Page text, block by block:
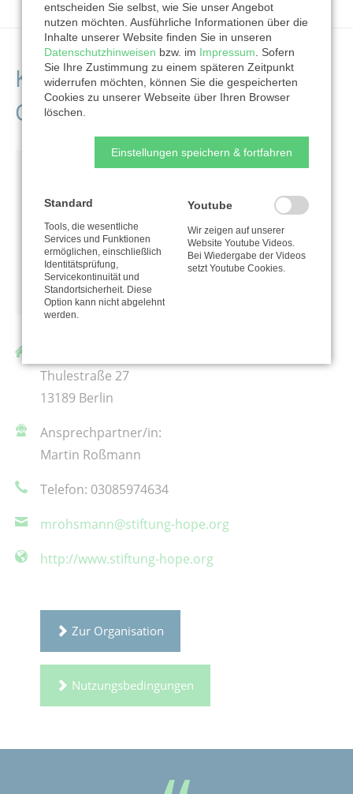
Kontaktdaten der
Organisation
Thulestraße 27
13189 Berlin
Ansprechpartner/in:
Martin Roßmann
Telefon: 03085974634
mrohsmann@stiftung-hope.org
http://www.stiftung-hope.org
Zur Organisation
Nutzungsbedingungen
entscheiden Sie selbst, wie Sie unser Angebot
nutzen möchten. Ausführliche Informationen über die
Inhalte unserer Website finden Sie in unseren
Datenschutzhinweisen bzw. im Impressum . Sofern
Sie Ihre Zustimmung zu einem späteren Zeitpunkt
widerrufen möchten, können Sie die gespeicherten
Cookies zu unserer Webseite über Ihren Browser
löschen.
Einstellungen speichern & fortfahren
Standard
Tools, die wesentliche
Services und Funktionen
ermöglichen, einschließlich
Identitätsprüfung,
Servicekontinuität und
Standortsicherheit. Diese
Option kann nicht abgelehnt
werden.
Youtube
Wir zeigen auf unserer
Website Youtube Videos.
Bei Wiedergabe der Videos
setzt Youtube Cookies.